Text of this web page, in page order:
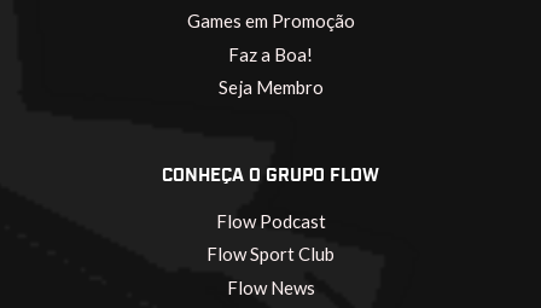
Games em Promoção
Faz a Boa!
Seja Membro
CONHEÇA O GRUPO FLOW
Flow Podcast
Flow Sport Club
Flow News